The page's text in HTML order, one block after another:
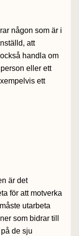
någon som är i
att
handla om
eller ett
ett
är det
för att motverka
utarbeta
som bidrar till
de sju